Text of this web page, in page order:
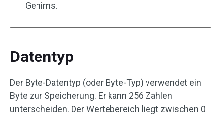
Gehirns.
Datentyp
Der Byte-Datentyp (oder Byte-Typ) verwendet ein
Byte zur Speicherung. Er kann 256 Zahlen
unterscheiden. Der Wertebereich liegt zwischen 0